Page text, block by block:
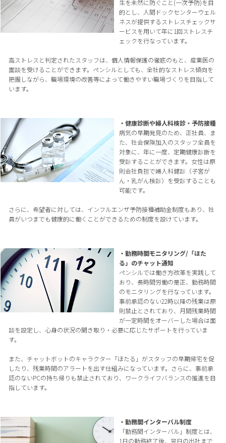
生を未然に防ぐこと(一次予防)を目
的とし、人間ドックセンターウェル
ネスが提供するストレスチェックサ
ービスを用いて年に1回ストレスチ
ェックを行なっています。
高ストレスと判定されたスタッフは、個人情報保護の徹底のもと、産業医の
面談を受けることができます。ペンシルとしても、全社的なストレス傾向を
把握しながら、職場環境の改善等によって働きやすい職場づくりを目指して
います。
・健康診断や婦人科検診・予防接種
病気の早期発見のため、正社員、ま
た、社会保険加入のスタッフ全員を
対象に、年に一度、定期健康診断を
受診することができます。女性は原
則会社負担で婦人科健診（子宮が
ん・乳がん検診）を受診することも
可能です。
さらに、希望者に対しては、インフルエンザ予防接種補助金制度もあり、社
員がいつまでも健康的に働くことができるための制度を設けています。
・勤務時間モニタリング/「ほた
る」のチャット通知
ペンシルでは働き方改革を実践して
おり、長時間労働の是正、勤務時間
のモニタリングを行なっています。
事前承認のない22時以降の残業は原
則禁止とされており、月間残業時間
が一定時間をオーバーした場合は面
談を設定し、心身の状況の聞き取り・必要に応じたサポートを行っていま
す。
また、チャットボットのキャラクター「ほたる」がスタッフの早期帰宅を促
したり、残業時間のアラートを出す仕組みになっています。さらに、事前承
認のないPCの持ち帰りも禁止されており、ワークライフバランスの推進を目
指しています。
・勤務間インターバル制度
「勤務間インターバル」制度とは、
1日の勤務終了後、翌日の出社まで